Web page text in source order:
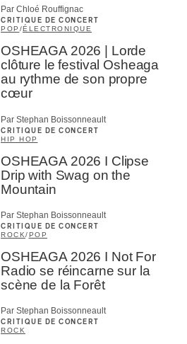
Par Chloé Rouffignac
CRITIQUE DE CONCERT
POP /ÉLECTRONIQUE
OSHEAGA 2026 | Lorde
clôture le festival Osheaga
au rythme de son propre
cœur
Par Stephan Boissonneault
CRITIQUE DE CONCERT
HIP HOP
OSHEAGA 2026 I Clipse
Drip with Swag on the
Mountain
Par Stephan Boissonneault
CRITIQUE DE CONCERT
ROCK/POP
OSHEAGA 2026 I Not For
Radio se réincarne sur la
scène de la Forêt
Par Stephan Boissonneault
CRITIQUE DE CONCERT
ROCK